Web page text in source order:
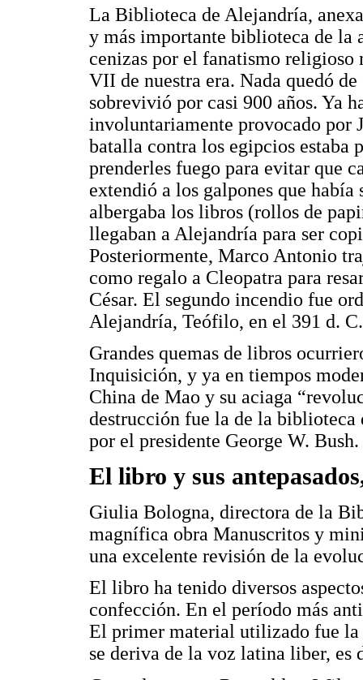
La Biblioteca de Alejandría,
y más importante biblioteca de la
cenizas por el fanatismo
VII de nuestra era. Nada quedó
sobrevivió por casi 900 años. Ya
involuntariamente provocado por
batalla contra los egipcios estaba
prenderles fuego para evitar que
extendió a los galpones que
albergaba los libros (rollos de
llegaban a Alejandría para ser
Posteriormente, Marco Antonio
como regalo a Cleopatra para
César. El segundo incendio fue
Alejandría, Teófilo, en el 391 d. C.
Grandes quemas de libros
Inquisición, y ya en tiempos
China de Mao y su aciaga
destrucción fue la de la
por el presidente George W. Bush.
El libro y sus
Giulia Bologna, directora de la
magnífica obra Manuscritos y
una excelente revisión de la
El libro ha tenido diversos
confección. En el período más
El primer material utilizado fue la
se deriva de la voz latina liber, es